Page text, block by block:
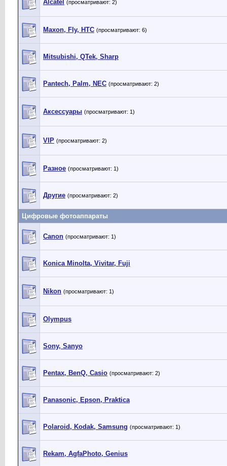
Alcatel (просматривают: 2)
Maxon, Fly, HTC (просматривают: 6)
Mitsubishi, QTek, Sharp
Pantech, Palm, NEC (просматривают: 2)
Аксессуары (просматривают: 1)
VIP (просматривают: 2)
Разное (просматривают: 1)
Другие (просматривают: 2)
Цифровые фотоаппараты
Canon (просматривают: 1)
Konica Minolta, Vivitar, Fuji
Nikon (просматривают: 1)
Olympus
Sony, Sanyo
Рentax, BenQ, Casio (просматривают: 2)
Panasonic, Epson, Praktica
Polaroid, Kodak, Samsung (просматривают: 1)
Rekam, AgfaPhoto, Genius